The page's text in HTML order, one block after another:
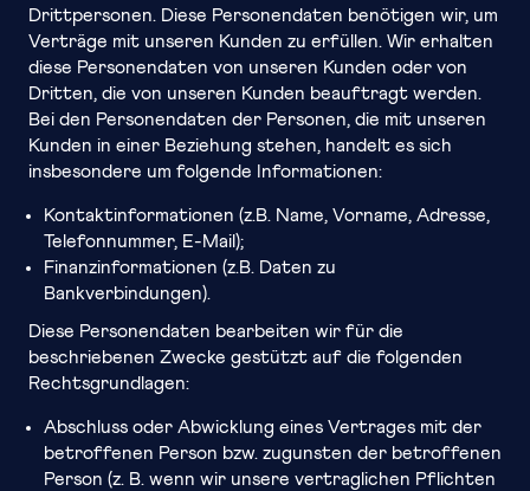
Drittpersonen. Diese Personendaten benötigen wir, um
Verträge mit unseren Kunden zu erfüllen. Wir erhalten
diese Personendaten von unseren Kunden oder von
Dritten, die von unseren Kunden beauftragt werden.
Bei den Personendaten der Personen, die mit unseren
Kunden in einer Beziehung stehen, handelt es sich
insbesondere um folgende Informationen:
Kontaktinformationen (z.B. Name, Vorname, Adresse,
Telefonnummer, E-Mail);
Finanzinformationen (z.B. Daten zu
Bankverbindungen).
Diese Personendaten bearbeiten wir für die
beschriebenen Zwecke gestützt auf die folgenden
Rechtsgrundlagen:
Abschluss oder Abwicklung eines Vertrages mit der
betroffenen Person bzw. zugunsten der betroffenen
Person (z. B. wenn wir unsere vertraglichen Pflichten